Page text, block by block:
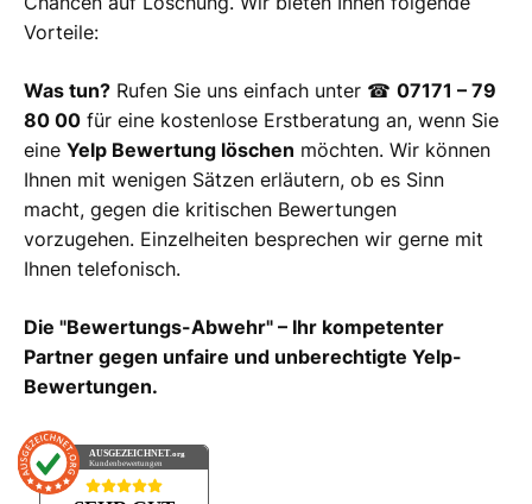
Vorteile:
Was tun? Rufen Sie uns einfach unter ☎ 07171 – 79
80 00 für eine kostenlose Erstberatung an, wenn Sie
eine Yelp Bewertung löschen möchten. Wir können
Ihnen mit wenigen Sätzen erläutern, ob es Sinn
macht, gegen die kritischen Bewertungen
vorzugehen. Einzelheiten besprechen wir gerne mit
Ihnen telefonisch.
Die "Bewertungs-Abwehr" – Ihr kompetenter
Partner gegen unfaire und unberechtigte Yelp-
Bewertungen.
AUSGEZEICHNET.org
Kundenbewertungen